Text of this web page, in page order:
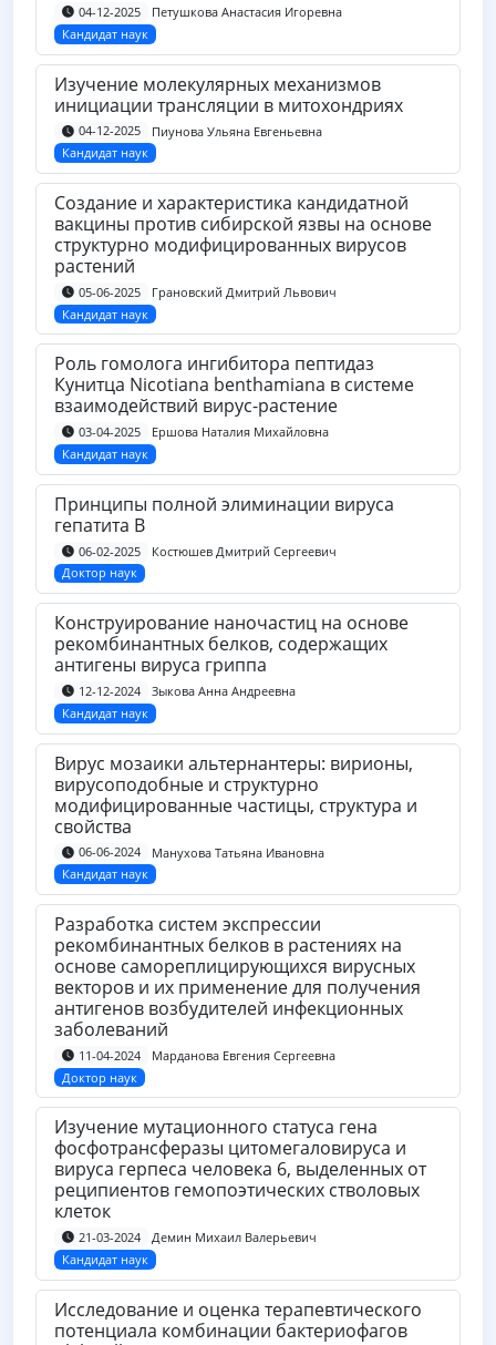
04-12-2025
Петушкова Анастасия Игоревна
Кандидат наук
Изучение молекулярных механизмов
инициации трансляции в митохондриях
04-12-2025
Пиунова Ульяна Евгеньевна
Кандидат наук
Создание и характеристика кандидатной
вакцины против сибирской язвы на основе
структурно модифицированных вирусов
растений
05-06-2025
Грановский Дмитрий Львович
Кандидат наук
Роль гомолога ингибитора пептидаз
Кунитца Nicotiana benthamiana в системе
взаимодействий вирус-растение
03-04-2025
Ершова Наталия Михайловна
Кандидат наук
Принципы полной элиминации вируса
гепатита В
06-02-2025
Костюшев Дмитрий Сергеевич
Доктор наук
Конструирование наночастиц на основе
рекомбинантных белков, содержащих
антигены вируса гриппа
12-12-2024
Зыкова Анна Андреевна
Кандидат наук
Вирус мозаики альтернантеры: вирионы,
вирусоподобные и структурно
модифицированные частицы, структура и
свойства
06-06-2024
Манухова Татьяна Ивановна
Кандидат наук
Разработка систем экспрессии
рекомбинантных белков в растениях на
основе самореплицирующихся вирусных
векторов и их применение для получения
антигенов возбудителей инфекционных
заболеваний
11-04-2024
Марданова Евгения Сергеевна
Доктор наук
Изучение мутационного статуса гена
фосфотрансферазы цитомегаловируса и
вируса герпеса человека 6, выделенных от
реципиентов гемопоэтических стволовых
клеток
21-03-2024
Демин Михаил Валерьевич
Кандидат наук
Исследование и оценка терапевтического
потенциала комбинации бактериофагов